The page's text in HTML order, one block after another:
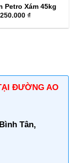
Petro Xám 45kg
₫
ĐƯỜNG AO
Tân,